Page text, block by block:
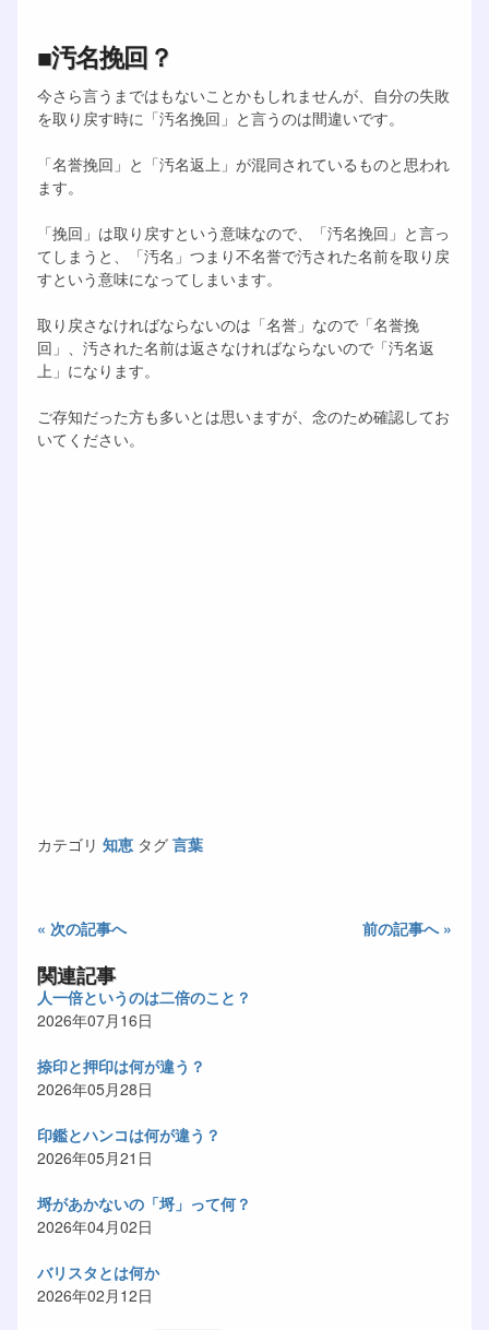
■汚名挽回？
今さら言うまではもないことかもしれませんが、自分の失敗
を取り戻す時に「汚名挽回」と言うのは間違いです。
「名誉挽回」と「汚名返上」が混同されているものと思われ
ます。
「挽回」は取り戻すという意味なので、「汚名挽回」と言っ
てしまうと、「汚名」つまり不名誉で汚された名前を取り戻
すという意味になってしまいます。
取り戻さなければならないのは「名誉」なので「名誉挽
回」、汚された名前は返さなければならないので「汚名返
上」になります。
ご存知だった方も多いとは思いますが、念のため確認してお
いてください。
カテゴリ 知恵 タグ 言葉
« 次の記事へ 前の記事へ »
関連記事
人一倍というのは二倍のこと？
2026年07月16日
捺印と押印は何が違う？
2026年05月28日
印鑑とハンコは何が違う？
2026年05月21日
埒があかないの「埒」って何？
2026年04月02日
バリスタとは何か
2026年02月12日